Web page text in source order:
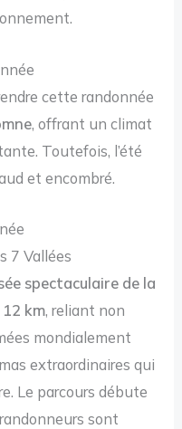
cette randonnée
, offrant un climat
Toutefois, l’été
et encombré.
7 Vallées
spectaculaire de la
km, reliant non
mondialement
extraordinaires qui
Le parcours débute
sont